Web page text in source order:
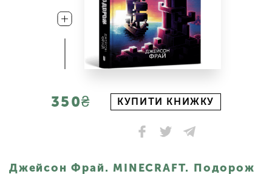
350₴ КУПИТИ КНИЖКУ
Джейсон Фрай. MINECRAFT. Подорож